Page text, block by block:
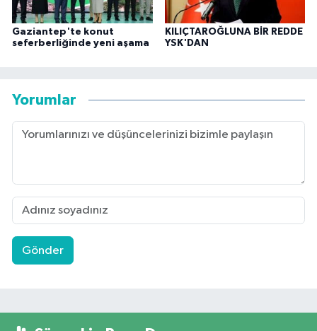
Gaziantep'te konut
seferberliğinde yeni aşama
KILIÇTAROĞLUNA BİR REDDE
YSK'DAN
Yorumlar
Gönder